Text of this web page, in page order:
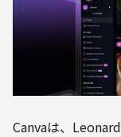
Canvaは、